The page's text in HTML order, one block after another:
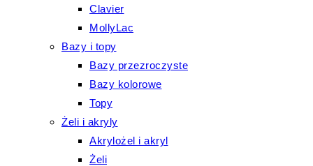
Clavier
MollyLac
Bazy i topy
Bazy przezroczyste
Bazy kolorowe
Topy
Żeli i akryly
Akrylożel i akryl
Żeli